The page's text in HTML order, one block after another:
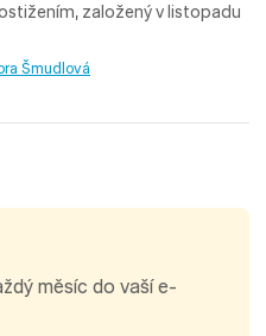
založený v listopadu
Šmudlová
měsíc do vaší e-